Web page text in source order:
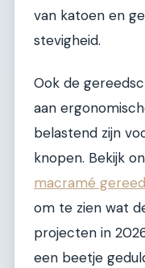
van katoen en
stevigheid.
Ook de
aan
belastend zijn
knopen. Bekijk
macramé
om te zien wat
projecten in
een beetje